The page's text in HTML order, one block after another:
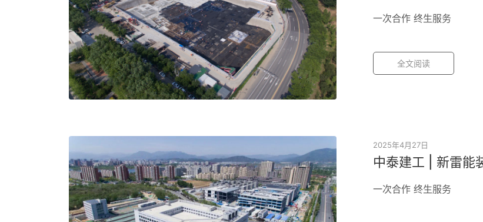
一次合作 终生服务
全文阅读
2025年4月27日
中泰建工 | 新雷能
一次合作 终生服务